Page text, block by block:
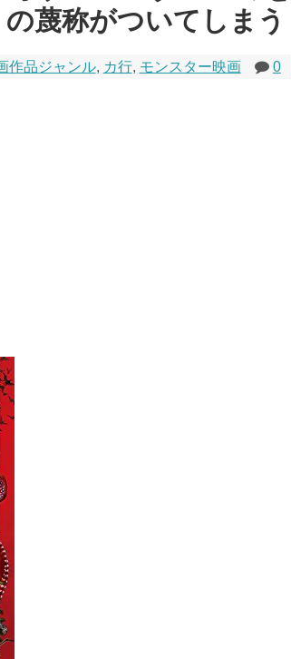
蔑称がついてしまう
作品ジャンル, カ行, モンスター映画 0